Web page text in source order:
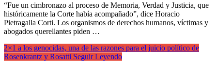
“Fue un cimbronazo al proceso de Memoria, Verdad y Justicia, que
históricamente la Corte había acompañado”, dice Horacio
Pietragalla Corti. Los organismos de derechos humanos, víctimas y
abogados querellantes piden …
2×1 a los genocidas, una de las razones para el juicio político de
Rosenkrantz y Rosatti Seguir Leyendo